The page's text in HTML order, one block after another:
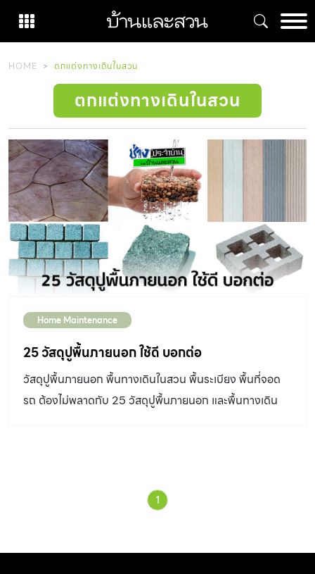
content
HOME ตกแต่งทางเดินในสวน
ตกแต่งทางเดินในสวน
Home Maintenance
25 วัสดุปูพื้นภายนอก ใช้ดี บอกต่อ
วัสดุปูพื้นภายนอก พื้นทางเดินในสวน พื้นระเบียง พื้นที่จอด
รถ ต้องไม่พลาดกับ 25 วัสดุปูพื้นภายนอก และพื้นทางเดิน
สำหรับทำพื้นผิวพื้นภายนอกและทางเดิน ทั้งเพื่อความ
1